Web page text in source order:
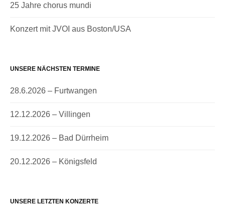
25 Jahre chorus mundi
Konzert mit JVOI aus Boston/USA
UNSERE NÄCHSTEN TERMINE
28.6.2026 – Furtwangen
12.12.2026 – Villingen
19.12.2026 – Bad Dürrheim
20.12.2026 – Königsfeld
UNSERE LETZTEN KONZERTE